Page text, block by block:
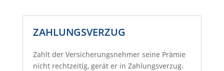
ZAHLUNGSVERZUG
Zahlt der Versicherungsnehmer seine Prämie
nicht rechtzeitig, gerät er in Zahlungsverzug.